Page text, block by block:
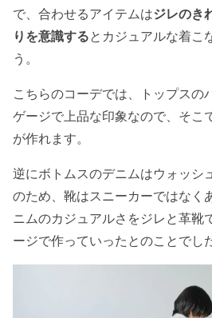
で、合わせるアイテムはジレのき
りを意識するとカジュアルな着こ
う。
こちらのコーデでは、トップスの
ゲージで上品な印象なので、そこ
が作れます。
逆にボトムスのデニムはウォッシ
のため、靴はスニーカーではなく
ニムのカジュアルさをジレと革靴
ージで作っていったとのことでし